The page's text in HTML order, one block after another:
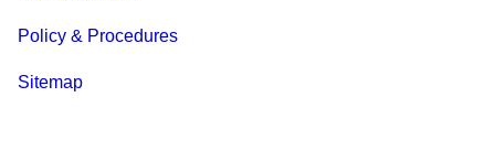
Policy & Procedures
Sitemap